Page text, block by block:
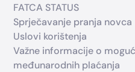
FATCA STATUS
Sprječavanje pranja novca
Uslovi korištenja
Važne informacije o
međunarodnih plaćanja